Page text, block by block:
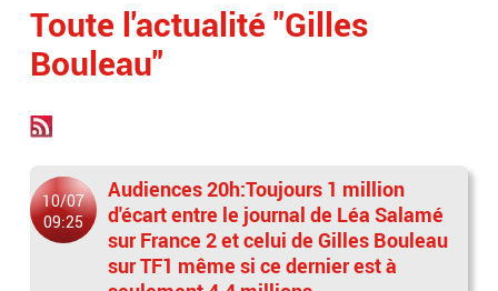
Toute l'actualité "Gilles
Bouleau"
10/07
09:25
Audiences 20h:Toujours 1 million
d'écart entre le journal de Léa Salamé
sur France 2 et celui de Gilles Bouleau
sur TF1 même si ce dernier est à